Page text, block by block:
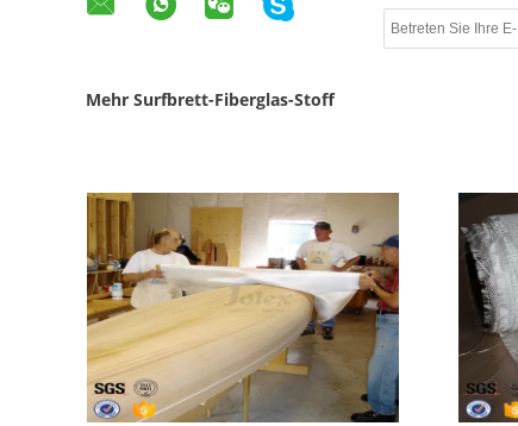
Mehr Surfbrett-Fiberglas-Stoff